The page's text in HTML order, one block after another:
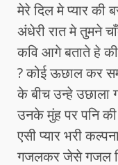
मेरे दिल मे प्यार की
अंधेरी रात मे तुमने
कवि आगे बताते हे
? कोई ऊछाल कर
के बीच उन्हे उछाला
उनके मुंह पर पनि की
एसी प्यार भरी
गजलकर जेसे गजल